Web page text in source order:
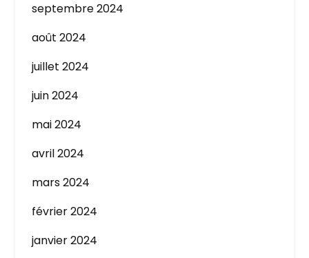
septembre 2024
août 2024
juillet 2024
juin 2024
mai 2024
avril 2024
mars 2024
février 2024
janvier 2024